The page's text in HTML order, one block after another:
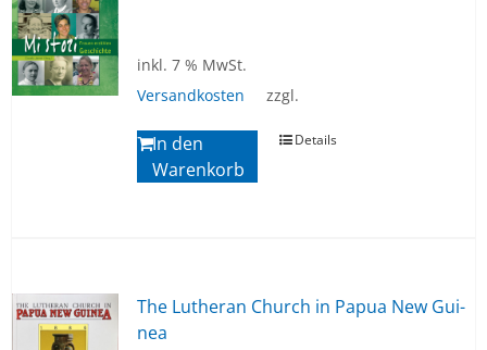
inkl. 7 % MwSt.
zzgl.
Versandkosten
In den
Warenkorb
Details
The Lu­ther­an Church in Pa­pua New Gui­
nea